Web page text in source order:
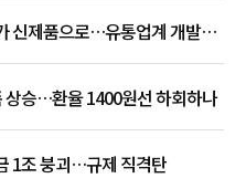
신제품으로…유통업계 개발실
상승…환율 1400원선 하회하나
1조 붕괴…규제 직격탄